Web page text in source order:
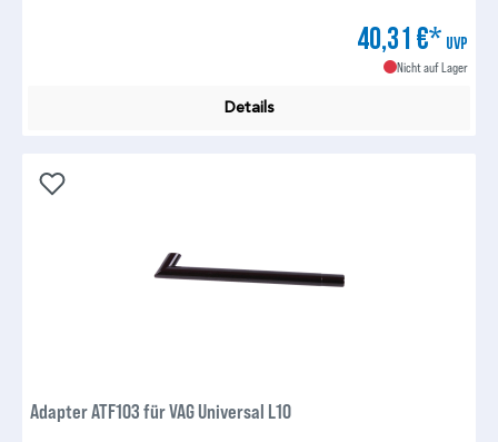
40,31 €* UVP
Nicht auf Lager
Details
Adapter ATF103 für VAG Universal L10